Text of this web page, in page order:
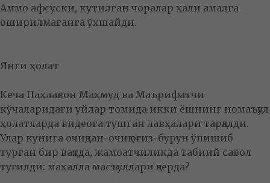
Аммо афсуски, кутилган чоралар ҳали амалга
оширилмаганга ўхшайди.
Янги ҳолат
Кеча Паҳлавон Маҳмуд ва Маърифатчи
кўчаларидаги уйлар томида икки ёшнинг номаъқул
ҳолатларда видеога тушган лавҳалари тарқалди.
Улар кунига очиқдан-очиқ оғиз-бурун ўпишиб
турган бир вақтда, жамоатчиликда табиий савол
туғилди: маҳалла масъуллари қаерда?